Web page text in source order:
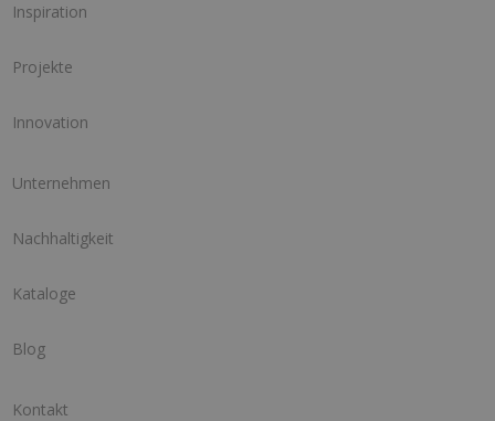
Inspiration
Projekte
Innovation
Unternehmen
Nachhaltigkeit
Kataloge
Blog
Kontakt